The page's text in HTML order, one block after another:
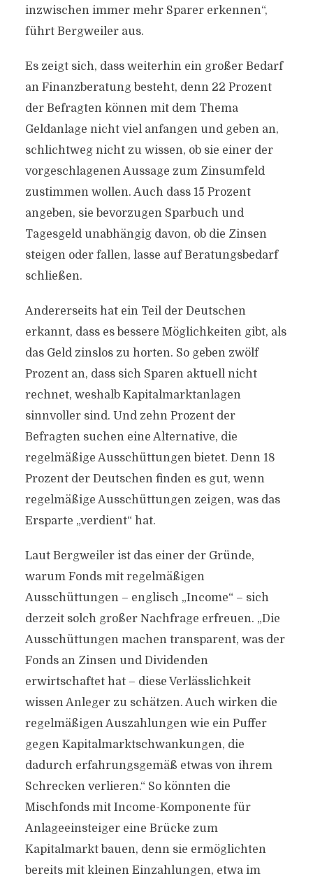
inzwischen immer mehr Sparer erkennen“,
führt Bergweiler aus.
Es zeigt sich, dass weiterhin ein großer Bedarf
an Finanzberatung besteht, denn 22 Prozent
der Befragten können mit dem Thema
Geldanlage nicht viel anfangen und geben an,
schlichtweg nicht zu wissen, ob sie einer der
vorgeschlagenen Aussage zum Zinsumfeld
zustimmen wollen. Auch dass 15 Prozent
angeben, sie bevorzugen Sparbuch und
Tagesgeld unabhängig davon, ob die Zinsen
steigen oder fallen, lasse auf Beratungsbedarf
schließen.
Andererseits hat ein Teil der Deutschen
erkannt, dass es bessere Möglichkeiten gibt, als
das Geld zinslos zu horten. So geben zwölf
Prozent an, dass sich Sparen aktuell nicht
rechnet, weshalb Kapitalmarktanlagen
sinnvoller sind. Und zehn Prozent der
Befragten suchen eine Alternative, die
regelmäßige Ausschüttungen bietet. Denn 18
Prozent der Deutschen finden es gut, wenn
regelmäßige Ausschüttungen zeigen, was das
Ersparte „verdient“ hat.
Laut Bergweiler ist das einer der Gründe,
warum Fonds mit regelmäßigen
Ausschüttungen – englisch „Income“ – sich
derzeit solch großer Nachfrage erfreuen. „Die
Ausschüttungen machen transparent, was der
Fonds an Zinsen und Dividenden
erwirtschaftet hat – diese Verlässlichkeit
wissen Anleger zu schätzen. Auch wirken die
regelmäßigen Auszahlungen wie ein Puffer
gegen Kapitalmarktschwankungen, die
dadurch erfahrungsgemäß etwas von ihrem
Schrecken verlieren.“ So könnten die
Mischfonds mit Income-Komponente für
Anlageeinsteiger eine Brücke zum
Kapitalmarkt bauen, denn sie ermöglichten
bereits mit kleinen Einzahlungen, etwa im